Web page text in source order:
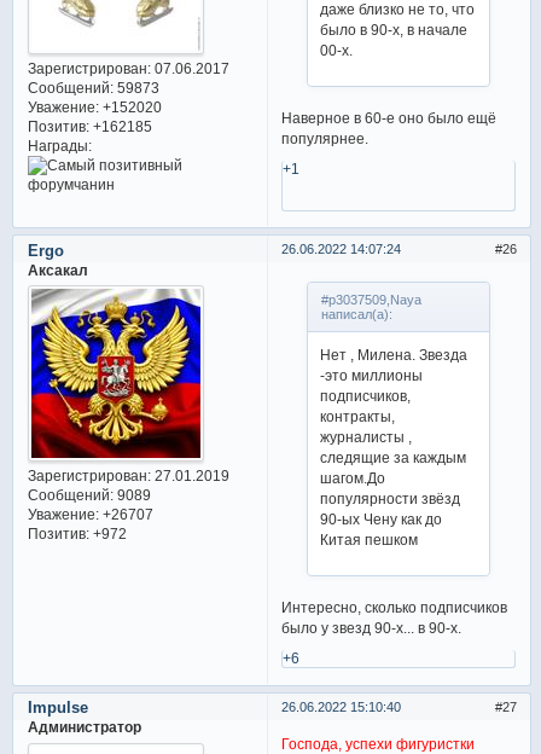
Зарегистрирован: 07.06.2017
Сообщений:59873
Уважение: +152020
Позитив: +162185
Награды:
даже близко не то, что
было в 90-х, в начале
00-х.
Наверное в 60-е оно было ещё
популярнее.
+1
26
26.06.2022 14:07:24
Ergo
Аксакал
Зарегистрирован: 27.01.2019
Сообщений:9089
Уважение: +26707
Позитив: +972
#p3037509,Naya
написал(а):
Нет , Милена. Звезда
-это миллионы
подписчиков,
контракты,
журналисты ,
следящие за каждым
шагом.До
популярности звёзд
90-ых Чену как до
Китая пешком
Интересно, сколько подписчиков
было у звезд 90-х... в 90-х.
+6
27
26.06.2022 15:10:40
Impulse
Администратор
Господа, успехи фигуристки